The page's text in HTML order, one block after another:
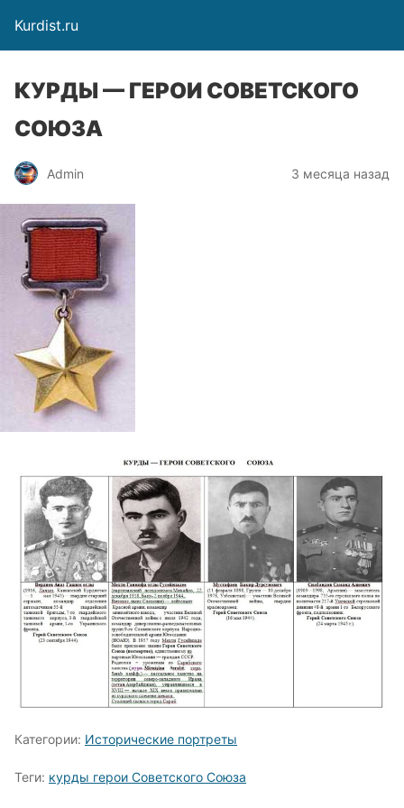
Kurdist.ru
КУРДЫ — ГЕРОИ СОВЕТСКОГО
СОЮЗА
Admin 3 месяца назад
Категории: Исторические портреты
Теги: курды герои Советского Союза